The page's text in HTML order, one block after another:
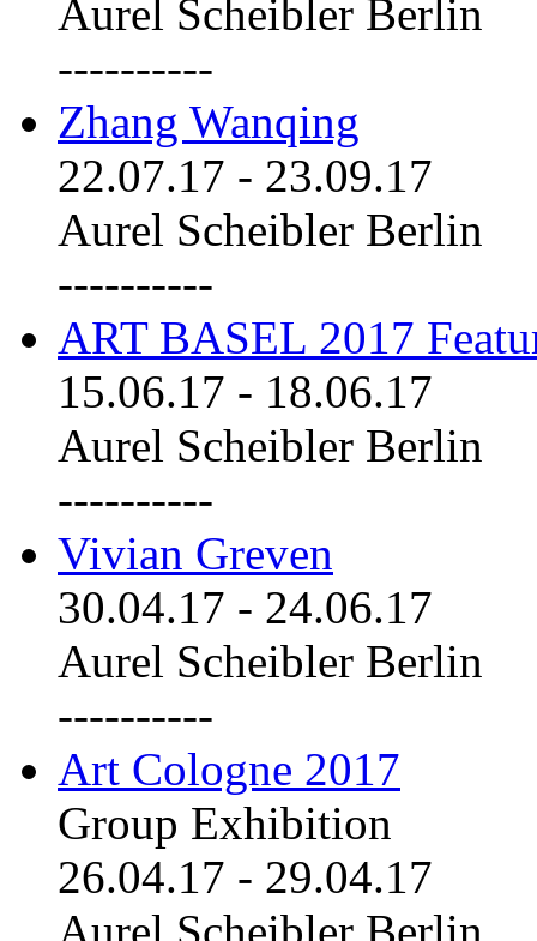
Aurel Scheibler Berlin
----------
Zhang Wanqing
22.07.17 - 23.09.17
Aurel Scheibler Berlin
----------
ART BASEL 2017
15.06.17 - 18.06.17
Aurel Scheibler Berlin
----------
Vivian Greven
30.04.17 - 24.06.17
Aurel Scheibler Berlin
----------
Art Cologne 2017
Group Exhibition
26.04.17 - 29.04.17
Aurel Scheibler Berlin